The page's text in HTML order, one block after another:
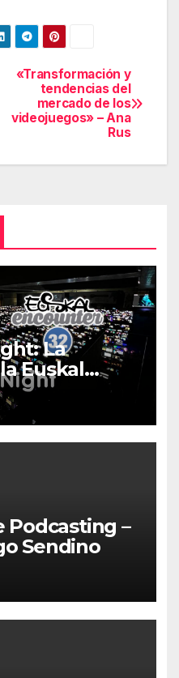
«Transformación y
tendencias del
mercado de los
videojuegos» – Ana
Rus
La
Euskal
Night
Podcasting –
Sendino